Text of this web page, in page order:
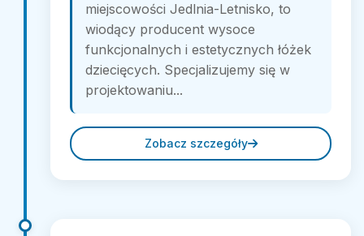
miejscowości Jedlnia-Letnisko, to
wiodący producent wysoce
funkcjonalnych i estetycznych łóżek
dziecięcych. Specjalizujemy się w
projektowaniu...
Zobacz szczegóły